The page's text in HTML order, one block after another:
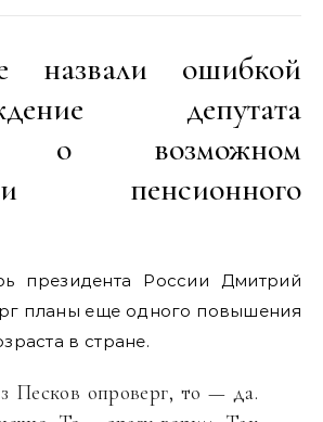
назвали ошибкой
депутата
о возможном
пенсионного
президента России Дмитрий
планы еще одного повышения
в стране.
Песков опроверг, то — да.